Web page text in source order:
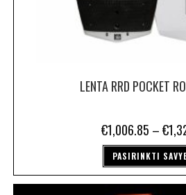
LENTA RRD POCKET
€1,006.85 –€
PASIRINKTI